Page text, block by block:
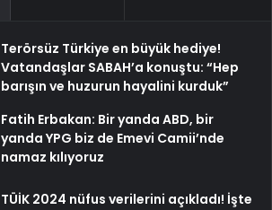
Terörsüz Türkiye en büyük hediye!
Vatandaşlar SABAH’a konuştu: “Hep
barışın ve huzurun hayalini kurduk”
Fatih Erbakan: Bir yanda ABD, bir
yanda YPG biz de Emevi Camii’nde
namaz kılıyoruz
TÜİK 2024 nüfus verilerini açıkladı! İşte